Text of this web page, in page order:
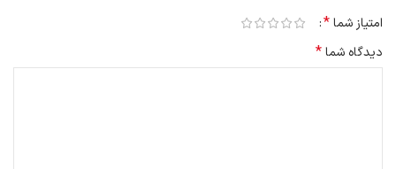
حفاظت در برابر جریان بیش از حد
امتیاز شما*
دیدگاه شما*